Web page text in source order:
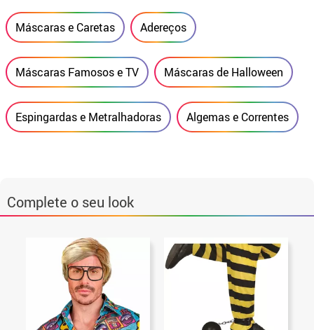
Máscaras e Caretas Adereços
Máscaras Famosos e TV Máscaras de Halloween
Espingardas e Metralhadoras Algemas e Correntes
Complete o seu look